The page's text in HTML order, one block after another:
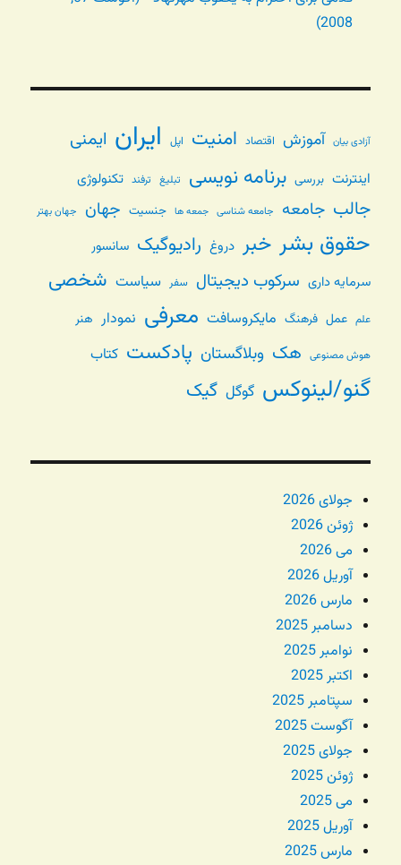
2008)
آزادی بیان آموزش اقتصاد امنیت اپل ایران ایمنی
اینترنت بررسی برنامه نویسی تبلیغ ترفند تکنولوژی
جالب جامعه جامعه شناسی جمعه ها جنسیت جهان جهان بهتر
حقوق بشر خبر دروغ رادیوگیک سانسور
سرمایه داری سرکوب دیجیتال سفر سیاست شخصی
علم عمل فرهنگ مایکروسافت معرفی نمودار هنر
هوش مصنوعی هک وبلاگستان پادکست کتاب
گنو/لینوکس گوگل گیک
جولای 2026
ژوئن 2026
می 2026
آوریل 2026
مارس 2026
دسامبر 2025
نوامبر 2025
اکتبر 2025
سپتامبر 2025
آگوست 2025
جولای 2025
ژوئن 2025
می 2025
آوریل 2025
مارس 2025